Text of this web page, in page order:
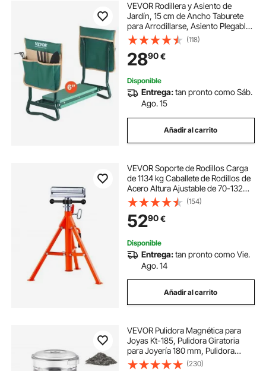
VEVOR Rodillera y Asiento de
Jardín, 15 cm de Ancho Taburete
para Arrodillarse, Asiento Plegable
con 2 Bolsas de Herramientas,
Alivia el Dolor de Rodillas y Espalda,
Banco de Jardín Portátil
(118)
2890€
Disponible
Entrega:tan pronto como Sáb.
Ago. 15
Añadir al carrito
VEVOR Soporte de Rodillos Carga
de 1134 kg Caballete de Rodillos de
Acero Altura Ajustable de 70-132
cm Soporte de Caballete Plegable
Soporte de Rodillo para Sierra de
Mesa Amoladora Cepilladora
(154)
5290€
Disponible
Entrega:tan pronto como Vie.
Ago. 14
Añadir al carrito
VEVOR Pulidora Magnética para
Joyas Kt-185, Pulidora Giratoria
para Joyería 180 mm, Pulidora
Profesional de Tambor Giratorio
(230)